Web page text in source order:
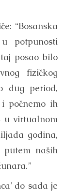
“Bosanska
potpunosti
posao bilo
fizičkog
dug period,
počnemo ih
u virtualnom
godina,
putem naših
do sada je